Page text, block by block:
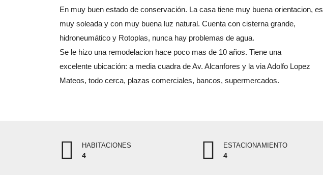
En muy buen estado de conservación. La casa tiene muy buena orientacion, es
muy soleada y con muy buena luz natural. Cuenta con cisterna grande,
hidroneumático y Rotoplas, nunca hay problemas de agua.
Se le hizo una remodelacion hace poco mas de 10 años. Tiene una
excelente ubicación: a media cuadra de Av. Alcanfores y la via Adolfo Lopez
Mateos, todo cerca, plazas comerciales, bancos, supermercados.
HABITACIONES
4
ESTACIONAMIENTO
4